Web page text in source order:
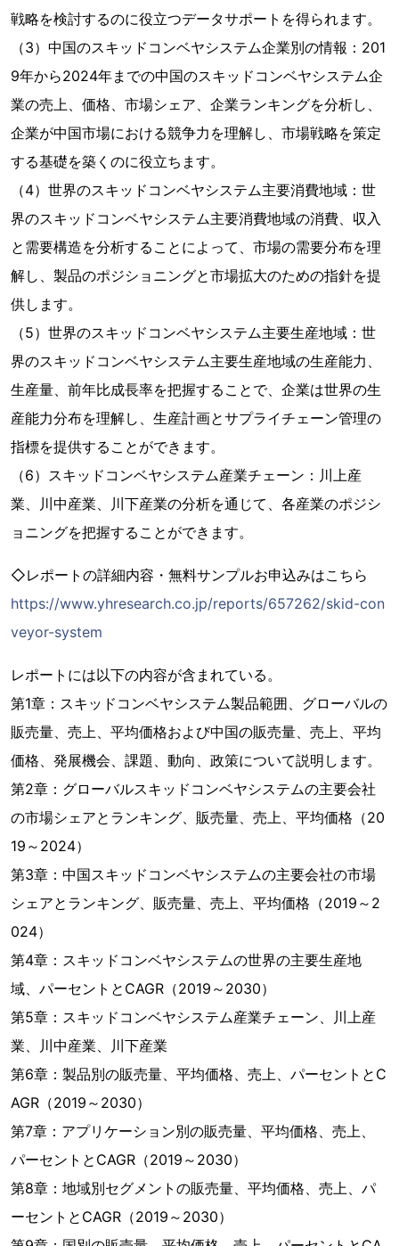
戦略を検討するのに役立つデータサポートを得られます。
（3）中国のスキッドコンベヤシステム企業別の情報：201
9年から2024年までの中国のスキッドコンベヤシステム企
業の売上、価格、市場シェア、企業ランキングを分析し、
企業が中国市場における競争力を理解し、市場戦略を策定
する基礎を築くのに役立ちます。
（4）世界のスキッドコンベヤシステム主要消費地域：世
界のスキッドコンベヤシステム主要消費地域の消費、収入
と需要構造を分析することによって、市場の需要分布を理
解し、製品のポジショニングと市場拡大のための指針を提
供します。
（5）世界のスキッドコンベヤシステム主要生産地域：世
界のスキッドコンベヤシステム主要生産地域の生産能力、
生産量、前年比成長率を把握することで、企業は世界の生
産能力分布を理解し、生産計画とサプライチェーン管理の
指標を提供することができます。
（6）スキッドコンベヤシステム産業チェーン：川上産
業、川中産業、川下産業の分析を通じて、各産業のポジシ
ョニングを把握することができます。
◇レポートの詳細内容・無料サンプルお申込みはこちら
https://www.yhresearch.co.jp/reports/657262/skid-con
veyor-system
レポートには以下の内容が含まれている。
第1章：スキッドコンベヤシステム製品範囲、グローバルの
販売量、売上、平均価格および中国の販売量、売上、平均
価格、発展機会、課題、動向、政策について説明します。
第2章：グローバルスキッドコンベヤシステムの主要会社
の市場シェアとランキング、販売量、売上、平均価格（20
19～2024）
第3章：中国スキッドコンベヤシステムの主要会社の市場
シェアとランキング、販売量、売上、平均価格（2019～2
024）
第4章：スキッドコンベヤシステムの世界の主要生産地
域、パーセントとCAGR（2019～2030）
第5章：スキッドコンベヤシステム産業チェーン、川上産
業、川中産業、川下産業
第6章：製品別の販売量、平均価格、売上、パーセントとC
AGR（2019～2030）
第7章：アプリケーション別の販売量、平均価格、売上、
パーセントとCAGR（2019～2030）
第8章：地域別セグメントの販売量、平均価格、売上、パ
ーセントとCAGR（2019～2030）